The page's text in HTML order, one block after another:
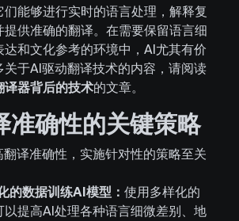
们能够进行实时的语言处理，解释复
提供准确的翻译。在需要保留语言细
达和文化参考的环境中，AI尤其有价
关于AI驱动翻译技术的内容，请阅读
译器背后的技术的文章。
准确性的关键策略
译准确性，实施针对性的策略至关
的数据训练AI模型： 使用多样化的
以提高AI处理各种语言细微差别、地